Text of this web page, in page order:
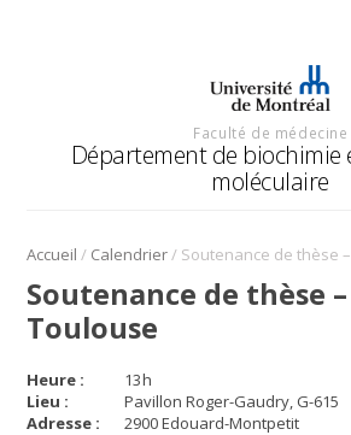
Faculté de médecine
Département de biochimie
moléculaire
Accueil / Calendrier/
Soutenance de thèse
Toulouse
Heure : 13h
Lieu :
Pavillon Roger-Gaudry, G-615
Adresse :
2900 Edouard-Montpetit